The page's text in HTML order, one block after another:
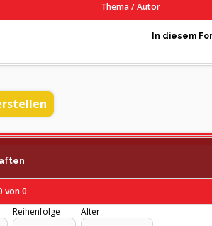
Thema/Autor
In diesem
von 0
Reihenfolge Alter